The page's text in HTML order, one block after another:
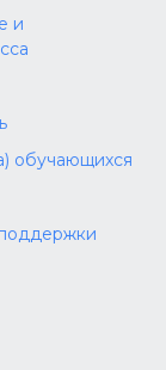
и
обучающихся